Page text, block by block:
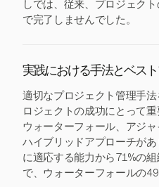
しでは、従来、プロジェク
で完了しませんでした。
実践における手法とベス
適切なプロジェクト管理手
ロジェクトの成功にとって
ウォーターフォール、アジ
ハイブリッドアプローチが
に適応する能力から71%の
で、ウォーターフォールの